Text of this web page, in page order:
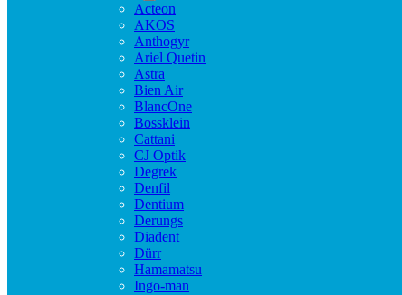
Acteon
AKOS
Anthogyr
Ariel Quetin
Astra
Bien Air
BlancOne
Bossklein
Cattani
CJ Optik
Degrek
Denfil
Dentium
Derungs
Diadent
Dürr
Hamamatsu
Ingo-man